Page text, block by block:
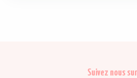
Suivez nous sur